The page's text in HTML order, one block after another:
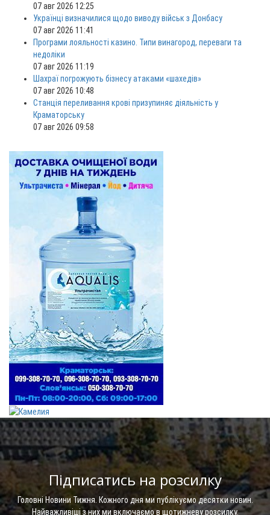
07 авг 2026 12:25
Українці визначилися щодо виводу військ з Донбасу
07 авг 2026 11:41
Програми лояльності казино. Типи винагород, переваги та
недоліки
07 авг 2026 11:19
Шахраї погрожують бізнесу атаками «шахедів»
07 авг 2026 10:48
Станція переливання крові призупиняє діяльність у
Краматорську
07 авг 2026 09:58
Підписатись на розсилку
Головні Новини Тижня. Кожного дня ми публікуємо десятки новин.
Найважливіші з них ми включаємо в щотижневу розсилку.